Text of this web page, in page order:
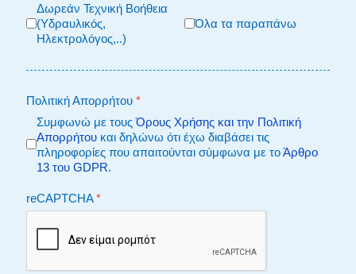
Δωρεάν Τεχνική Βοήθεια
(Υδραυλικός,
Ηλεκτρολόγος,..)
Όλα τα παραπάνω
Πολιτική Απορρήτου *
Συμφωνώ με τουςΌρους Χρήσης και την Πολιτική
Απορρήτου και δηλώνω ότι έχω διαβάσει τις
πληροφορίες που απαιτούνται σύμφωνα με τοΆρθρο
13 του GDPR.
reCAPTCHA*